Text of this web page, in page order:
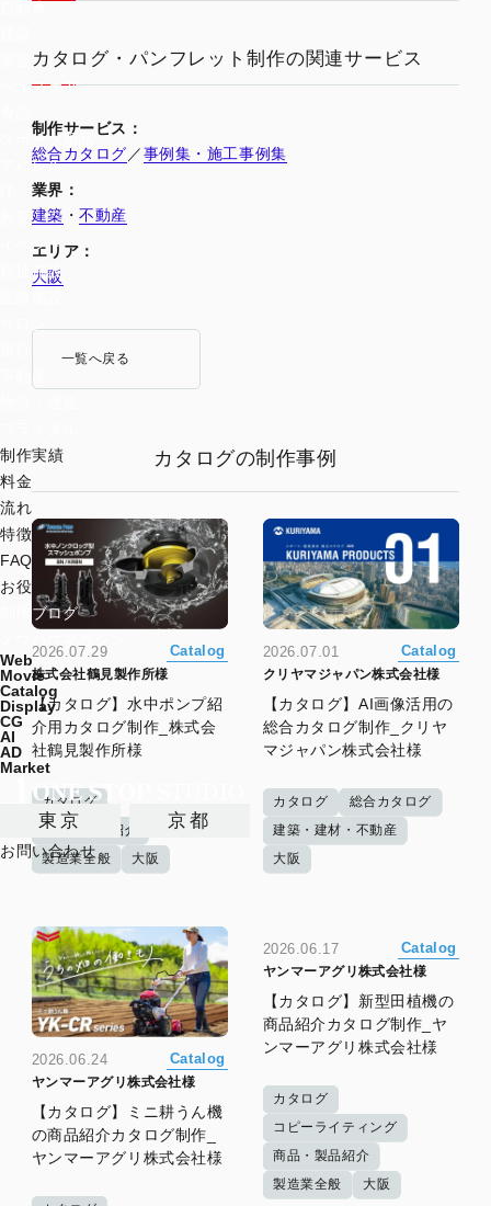
ヘルスケア
スポーツ用品
アパレル
イベント
福祉施設
制作実績
料金
流れ
特徴
FAQ
お役立ち資料
制作ブログ
Web
Movie
Catalog
Display
CG
AI
AD
Market
東京 京都
お問い合わせ
カタログ・パンフレット制作の関連サービス
制作サービス：
総合カタログ ／事例集・施工事例集
業界：
建築 ・不動産
エリア：
大阪
一覧へ戻る
カタログの制作事例
2026.07.29 Catalog
株式会社鶴見製作所様
【カタログ】水中ポンプ紹
介用カタログ制作_株式会
社鶴見製作所様
カタログ
商品・製品紹介
製造業全般
大阪
2026.07.01 Catalog
クリヤマジャパン株式会社様
【カタログ】AI画像活用の
総合カタログ制作_クリヤ
マジャパン株式会社様
カタログ
総合カタログ
建築・建材・不動産
大阪
2026.06.24 Catalog
ヤンマーアグリ株式会社様
【カタログ】ミニ耕うん機
の商品紹介カタログ制作_
ヤンマーアグリ株式会社様
2026.06.17 Catalog
ヤンマーアグリ株式会社様
【カタログ】新型田植機の
商品紹介カタログ制作_ヤ
ンマーアグリ株式会社様
カタログ
コピーライティング
商品・製品紹介
製造業全般
大阪